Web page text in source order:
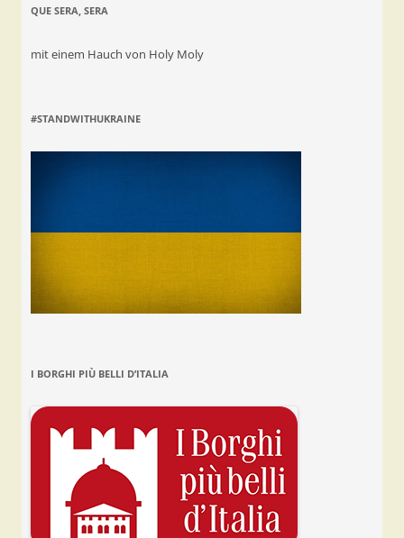
QUE SERA, SERA
mit einem Hauch von Holy Moly
#STANDWITHUKRAINE
I BORGHI PIÙ BELLI D’ITALIA